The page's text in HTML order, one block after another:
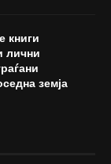
книги
лични
земја